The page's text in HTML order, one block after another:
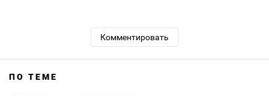
Комментировать
ПО ТЕМЕ